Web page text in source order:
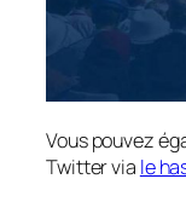
Vous pouvez
Twitter via le